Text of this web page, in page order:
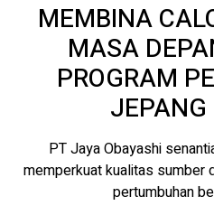
MEMBINA
MASA
PROGRAM
PT Jaya Obayashi
memperkuat kualitas sumber
pertumbuhan